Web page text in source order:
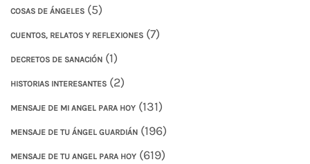
COSAS DE ÁNGELES (5)
CUENTOS, RELATOS Y REFLEXIONES (7)
DECRETOS DE SANACIÓN (1)
HISTORIAS INTERESANTES (2)
MENSAJE DE MI ANGEL PARA HOY (131)
MENSAJE DE TU ÁNGEL GUARDIÁN (196)
MENSAJE DE TU ANGEL PARA HOY (619)